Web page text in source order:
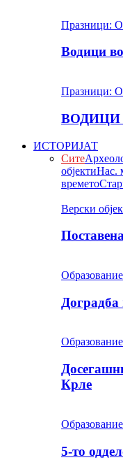
Празници:
Водици
Празници:
ВОДИЦИ
ИСТОРИЈАТ
Сите
објектиНас.
времето
Верски
Крле
5-то